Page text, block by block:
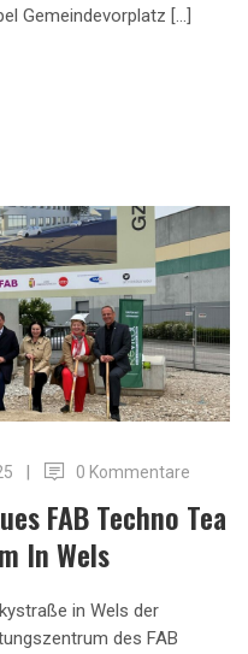
Gemeindevorplatz […]
| 0 Kommentare
FAB Techno Tea
In Wels
in Wels der
des FAB